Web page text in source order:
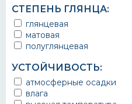
изделия из стали
изделия машиностроения
интерьерная краска
калитки
кованые изделия
козловые краны
контейнеры
металлические ворота
металлические гаражи
СТЕПЕНЬ ГЛЯНЦА:
глянцевая
матовая
полуглянцевая
УСТОЙЧИВОСТЬ:
атмосферные осадки
влага